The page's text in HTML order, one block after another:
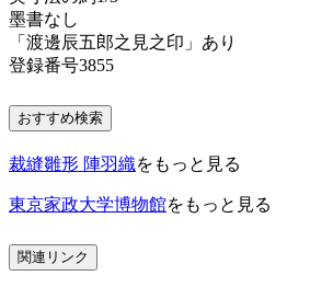
墨書なし
「渡邊辰五郎之見之印」あり
登録番号3855
おすすめ検索
裁縫雛形 陣羽織をもっと見る
東京家政大学博物館をもっと見る
関連リンク